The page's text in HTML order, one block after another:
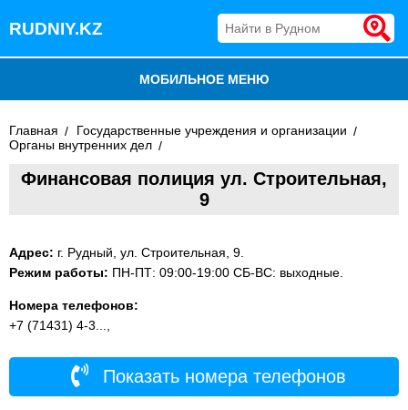
RUDNIY.KZ
МОБИЛЬНОЕ МЕНЮ
Главная
Государственные учреждения и организации
Органы внутренних дел
Финансовая полиция ул. Строительная,
9
Адрес: г. Рудный, ул. Строительная, 9.
Режим работы: ПН-ПТ: 09:00-19:00 СБ-ВС: выходные.
Номера телефонов:
+7 (71431) 4-3...,
Показать номера телефонов